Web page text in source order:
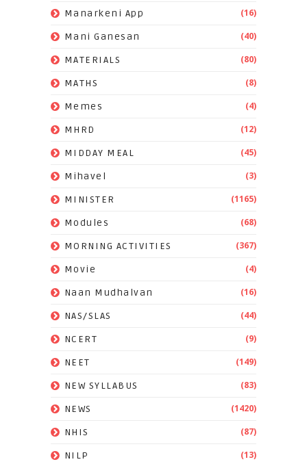
Manarkeni App (16)
Mani Ganesan (40)
MATERIALS (80)
MATHS (8)
Memes (4)
MHRD (12)
MIDDAY MEAL (45)
Mihavel (3)
MINISTER (1165)
Modules (68)
MORNING ACTIVITIES (367)
Movie (4)
Naan Mudhalvan (16)
NAS/SLAS (44)
NCERT (9)
NEET (149)
NEW SYLLABUS (83)
NEWS (1420)
NHIS (87)
NILP (13)